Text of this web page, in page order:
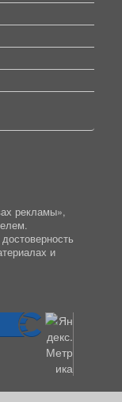
рекламы»,
и